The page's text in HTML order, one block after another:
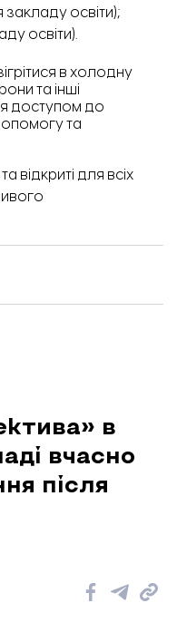
освіти);
освіти).
в холодну
та інші
доступом до
та
відкриті для всіх
в
вчасно
після